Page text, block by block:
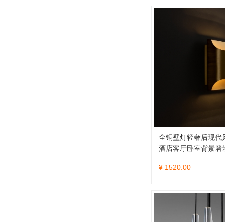
全铜壁灯轻奢后现代
酒店客厅卧室背景墙
¥ 1520.00